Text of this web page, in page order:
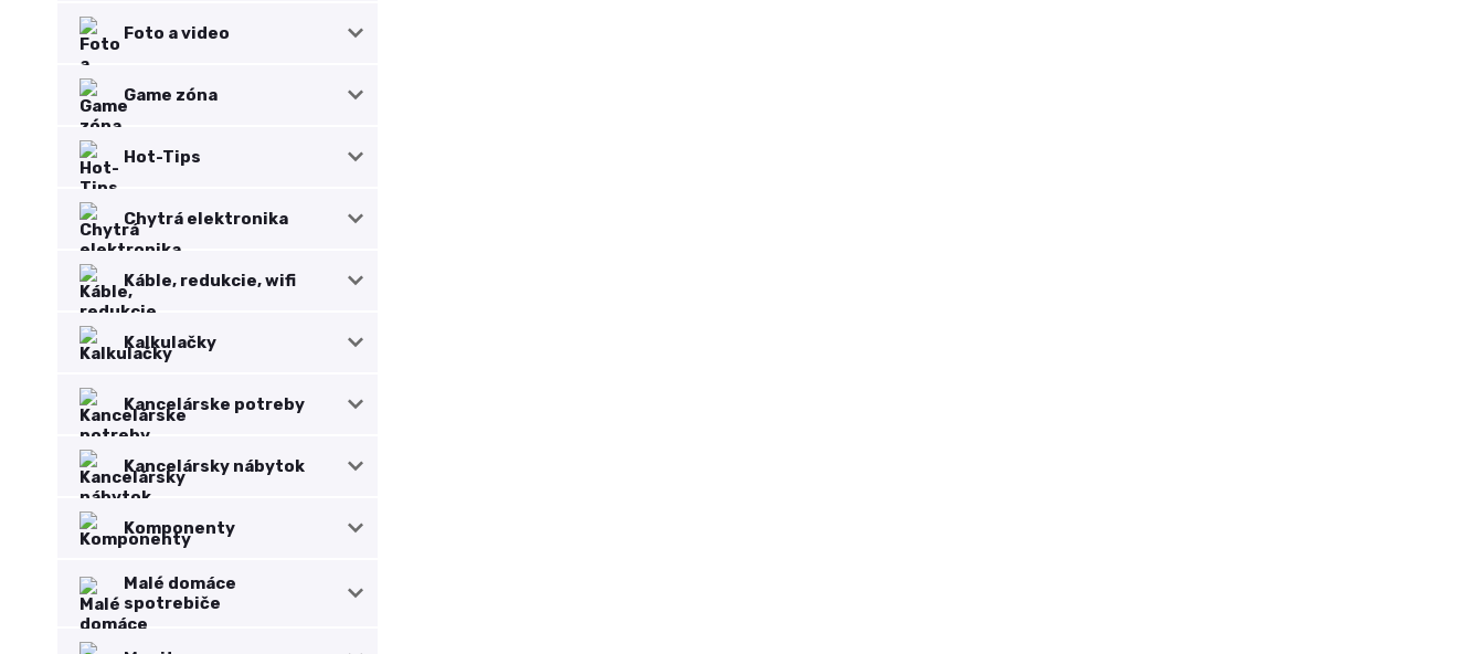
Foto a video
Game zóna
Hot-Tips
Chytrá elektronika
Káble, redukcie, wifi
Kalkulačky
Kancelárske potreby
Kancelársky nábytok
Komponenty
Malé domáce
spotrebiče